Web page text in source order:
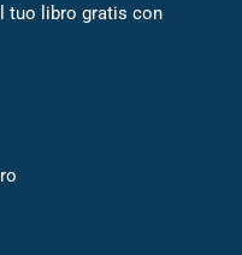
tuo libro gratis con